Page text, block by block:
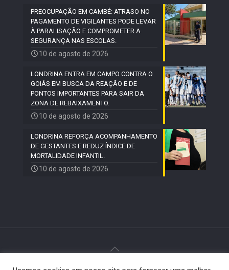
PREOCUPAÇÃO EM CAMBÉ: ATRASO NO
PAGAMENTO DE VIGILANTES PODE LEVAR
À PARALISAÇÃO E COMPROMETER A
SEGURANÇA NAS ESCOLAS.
10 de agosto de 2026
LONDRINA ENTRA EM CAMPO CONTRA O
GOIÁS EM BUSCA DA REAÇÃO E DE
PONTOS IMPORTANTES PARA SAIR DA
ZONA DE REBAIXAMENTO.
10 de agosto de 2026
LONDRINA REFORÇA ACOMPANHAMENTO
DE GESTANTES E REDUZ ÍNDICE DE
MORTALIDADE INFANTIL.
10 de agosto de 2026